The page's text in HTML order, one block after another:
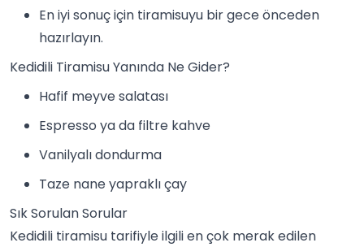
En iyi sonuç için tiramisuyu bir gece önceden
hazırlayın.
Kedidili Tiramisu Yanında Ne Gider?
Hafif meyve salatası
Espresso ya da filtre kahve
Vanilyalı dondurma
Taze nane yapraklıçay
Sık Sorulan Sorular
Kedidili tiramisu tarifiyle ilgili en çok merak edilen